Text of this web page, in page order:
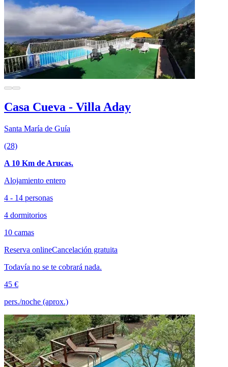
Casa Cueva - Villa Aday
Santa María de Guía
(28)
A 10 Km de Arucas.
Alojamiento entero
4 - 14 personas
4 dormitorios
10 camas
Reserva onlineCancelación gratuita
Todavía no se te cobrará nada.
45 €
pers./noche (aprox.)